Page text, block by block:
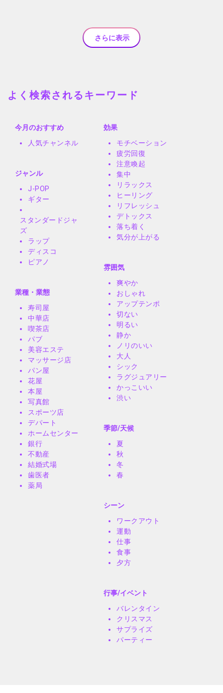
さらに表示
よく検索されるキーワード
今月のおすすめ
人気チャンネル
ジャンル
J-POP
ギター
スタンダードジャ
ズ
ラップ
ディスコ
ピアノ
業種・業態
寿司屋
中華店
喫茶店
パブ
美容エステ
マッサージ店
パン屋
花屋
本屋
写真館
スポーツ店
デパート
ホームセンター
銀行
不動産
結婚式場
歯医者
薬局
効果
モチベーション
疲労回復
注意喚起
集中
リラックス
ヒーリング
リフレッシュ
デトックス
落ち着く
気分が上がる
雰囲気
爽やか
おしゃれ
アップテンポ
切ない
明るい
静か
ノリのいい
大人
シック
ラグジュアリー
かっこいい
渋い
季節/天候
夏
秋
冬
春
シーン
ワークアウト
運動
仕事
食事
夕方
行事/イベント
バレンタイン
クリスマス
サプライズ
パーティー